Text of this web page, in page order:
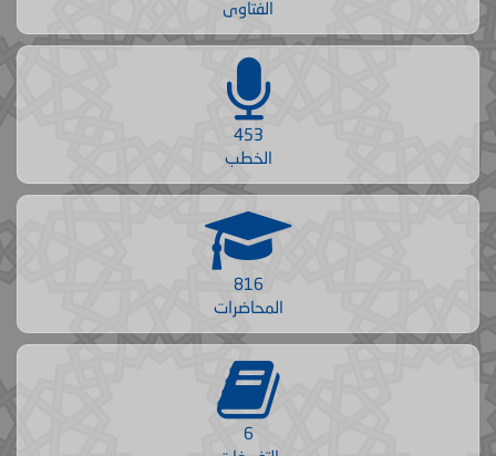
الفتاوى
453
الخطب
816
المحاضرات
6